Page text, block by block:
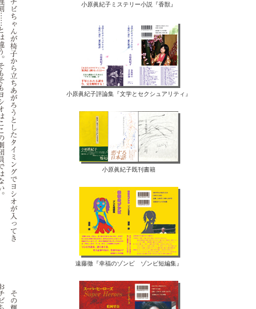
小原眞紀子ミステリー小説『香獣』
小原眞紀子評論集『文学とセクシュアリティ』
小原眞紀子既刊書籍
遠藤徹『幸福のゾンビ ゾンビ短編集』